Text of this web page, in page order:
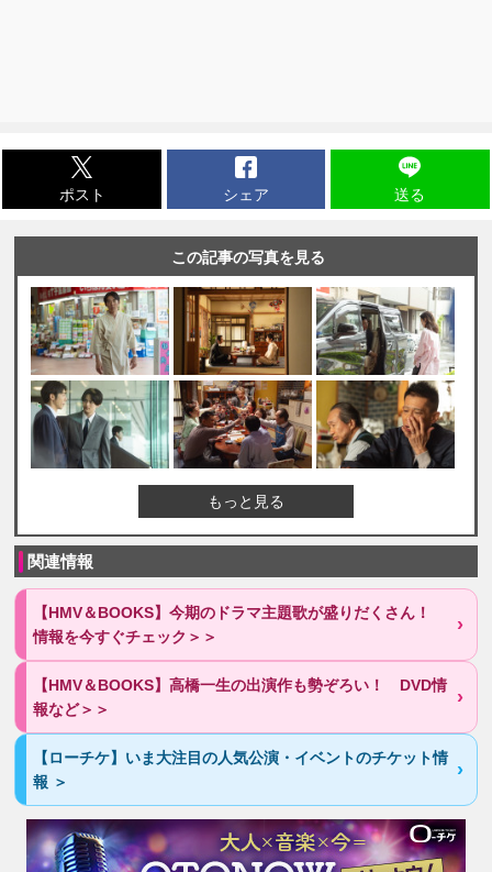
ポスト シェア 送る
この記事の写真を見る
もっと見る
関連情報
【HMV＆BOOKS】今期のドラマ主題歌が盛りだくさん！
情報を今すぐチェック＞＞
【HMV＆BOOKS】高橋一生の出演作も勢ぞろい！ DVD情
報など＞＞
【ローチケ】いま大注目の人気公演・イベントのチケット情
報 ＞